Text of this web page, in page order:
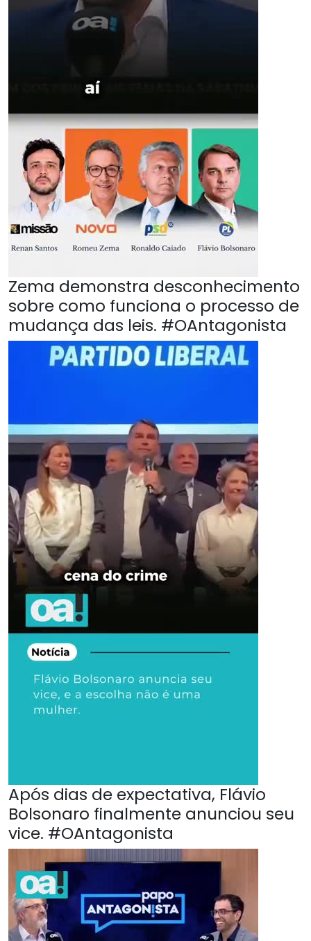
Zema demonstra desconhecimento
sobre como funciona o processo de
mudança das leis. #OAntagonista
Após dias de expectativa, Flávio
Bolsonaro finalmente anunciou seu
vice. #OAntagonista